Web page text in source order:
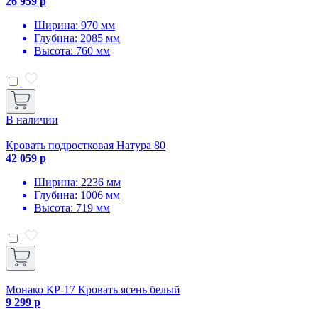
Ширина: 970 мм
Глубина: 2085 мм
Высота: 760 мм
В наличии
Кровать подростковая Натура 80
42 059 р
Ширина: 2236 мм
Глубина: 1006 мм
Высота: 719 мм
Монако КР-17 Кровать ясень белый
9 299 р